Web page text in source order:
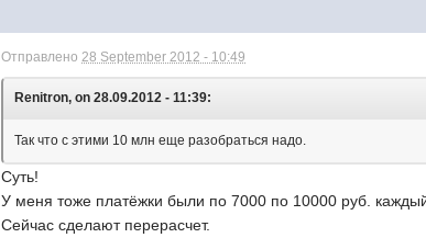
Отправлено28 September 2012 - 10:49
Renitron, on 28.09.2012 - 11:39:
Так что с этими 10 млн еще разобраться надо.
Суть!
У меня тоже платёжки были по 7000 по 10000 руб.
Сейчас сделают перерасчет.